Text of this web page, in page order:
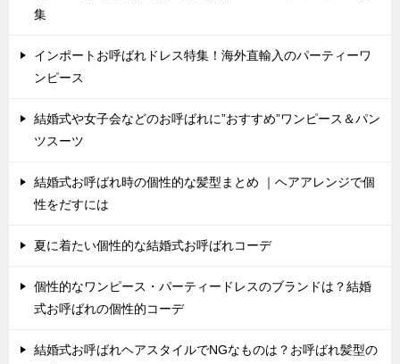
集
インポートお呼ばれドレス特集！海外直輸入のパーティーワ
ンピース
結婚式や女子会などのお呼ばれに”おすすめ”ワンピース＆パン
ツスーツ
結婚式お呼ばれ時の個性的な髪型まとめ ｜ヘアアレンジで個
性をだすには
夏に着たい個性的な結婚式お呼ばれコーデ
個性的なワンピース・パーティードレスのブランドは？結婚
式お呼ばれの個性的コーデ
結婚式お呼ばれヘアスタイルでNGなものは？お呼ばれ髪型の